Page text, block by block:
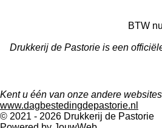
BTW
Drukkerij de Pastorie is een
Kent u één van onze andere
www.dagbestedingdepastorie.nl
© 2021 - 2026 Drukkerij de Pastorie